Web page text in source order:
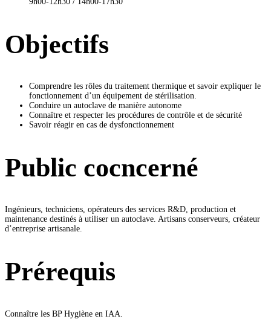
Objectifs
Comprendre les rôles du traitement thermique et savoir expliquer le
fonctionnement d’un équipement de stérilisation.
Conduire un autoclave de manière autonome
Connaître et respecter les procédures de contrôle et de sécurité
Savoir réagir en cas de dysfonctionnement
Public cocncerné
Ingénieurs, techniciens, opérateurs des services R&D, production et
maintenance destinés à utiliser un autoclave. Artisans conserveurs, créateur
d’entreprise artisanale.
Prérequis
Connaître les BP Hygiène en IAA.